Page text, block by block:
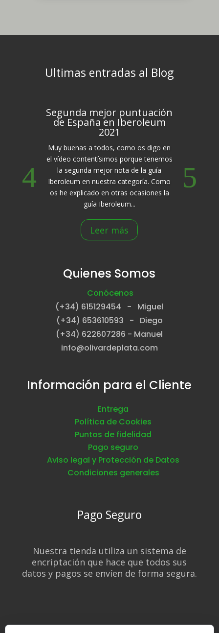
Ultimas entradas al Blog
Segunda mejor puntuación
de España en Iberoleum
2021
Muy buenas a todos, como os digo en
el vídeo contentísimos porque tenemos
la segunda mejor nota de la guía
Iberoleum en nuestra categoría. Como
os he explicado en otras ocasiones la
guía Iberoleum...
Leer más
Quienes Somos
Conócenos
(+34) 615129454 - Miguel
(+34) 653610593 - Diego
(+34) 622607286 - Manuel
info@olivardeplata.com
Información para el Cliente
Entrega
Política de Cookies
Puntos de fidelidad
Pago seguro
Aviso legal y Protección de Datos
Condiciones generales
Pago Seguro
Nuestra tienda utiliza un sistema de
encriptación que hace que todos sus
datos y pagos se envíen de forma segura.